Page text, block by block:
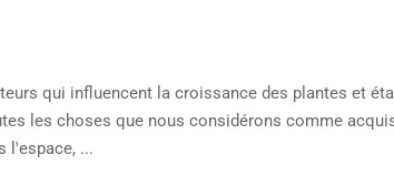
qui influencent la croissance des plantes et
les choses que nous considérons comme
l'espace, ...